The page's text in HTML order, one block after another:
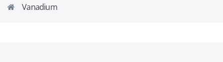
Vanadium